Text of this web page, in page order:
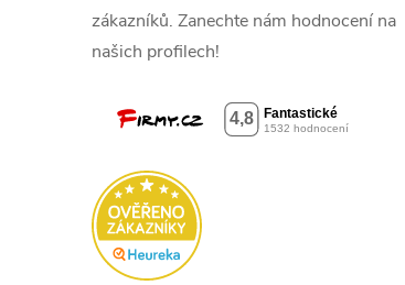
zákazníků. Zanechte nám hodnocení na
našich profilech!